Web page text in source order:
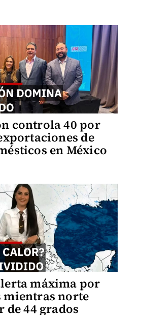
controla 40 por
de
en México
máxima por
mientras norte
de 44 grados